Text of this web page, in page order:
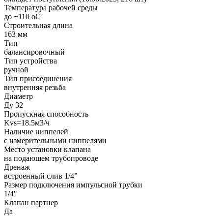
Температура рабочей среды
до +110 oC
Строительная длина
163 мм
Тип
балансировочный
Тип устройства
ручной
Тип присоединения
внутренняя резьба
Диаметр
Ду 32
Пропускная способность
Kvs=18.5м3/ч
Наличие ниппелей
с измерительными ниппелями
Место установки клапана
на подающем трубопроводе
Дренаж
встроенный слив 1/4”
Размер подключения импульсной трубки
1/4"
Клапан партнер
Да